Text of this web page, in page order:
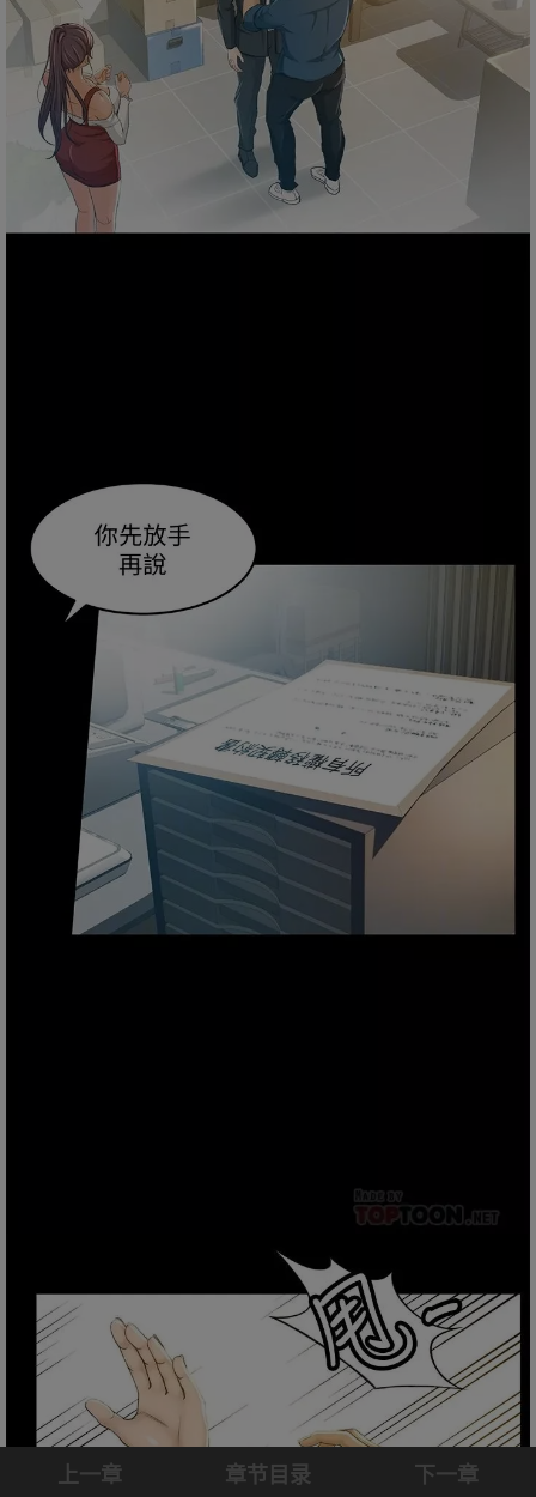
上一章 章节目录 下一章